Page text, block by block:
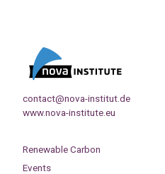
contact@nova-institut.de
www.nova-institute.eu
Renewable Carbon
Events